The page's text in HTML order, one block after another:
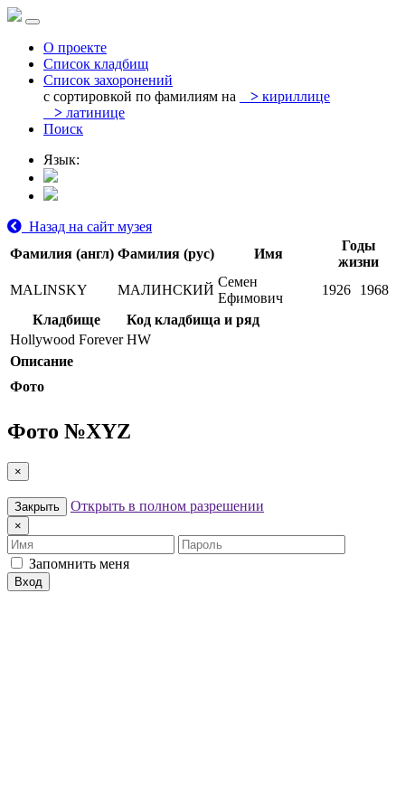
О проекте
Список кладбищ
Список захоронений
с сортировкой по фамилиям на
> кириллице
> латинице
Поиск
Язык:
Назад на сайт музея
Фамилия (англ) Фамилия (рус) Имя
Годы
жизни
MALINSKY
МАЛИНСКИЙ
Семен
Ефимович
1926
1968
Кладбище
Код кладбища и ряд
Hollywood Forever HW
Описание
Фото
Фото №XYZ
×
Закрыть Открыть в полном разрешении
×
Имя
Пароль
Запомнить меня
Вход